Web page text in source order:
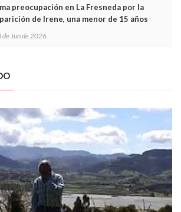
preocupación en La Fresneda por la
de Irene, una menor de 15 años
de Jun de 2026